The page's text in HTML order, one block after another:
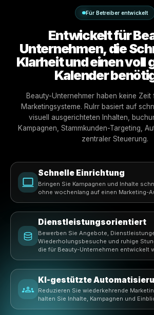
Hautkliniken
Entwickelt für
Unternehmen,
Klarheit und einen
Kalender
Beauty-Unternehmer haben
Marketingsysteme. Rulrr basiert